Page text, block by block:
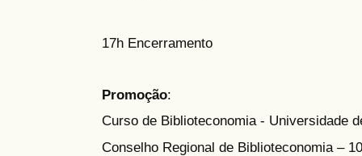
17h Encerramento
Promoção:
Curso de Biblioteconomia - Universidade
Conselho Regional de Biblioteconomia –